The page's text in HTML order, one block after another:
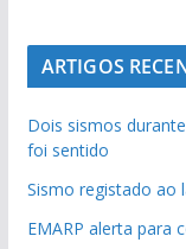
ARTIGOS
Dois sismos
foi sentido
Sismo registado ao
EMARP alerta para